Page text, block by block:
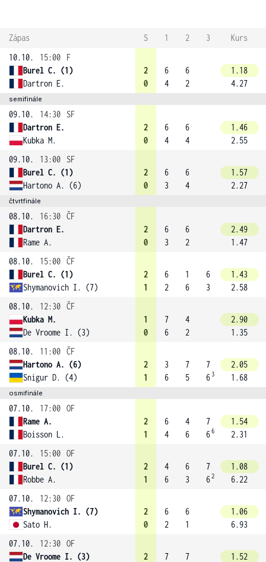
Zápas S 1 2 3
Kurs
10.10.
15:00
F
Burel C. (1)
Dartron E.
2
0
6
4
6
2
1.18
4.27
semifinále
09.10. 14:30
SF
Dartron E.
Kubka M.
2
0
6
4
6
4
1.46
2.55
09.10.
13:00
SF
Burel C. (1)
Hartono A. (6)
2
0
6
3
6
4
1.57
2.27
čtvrtfinále
08.10. 16:30 ČF
Dartron E.
Rame A.
2
0
6
3
6
2
2.49
1.47
08.10.
15:00 ČF
Burel C. (1)
Shymanovich I. (7)
2
1
6
2
1
6
6
3
1.43
2.58
08.10.
12:30 ČF
Kubka M.
De Vroome I. (3)
1
0
7
6
4
2
2.90
1.35
08.10.
11:00 ČF
Hartono A. (6)
Snigur D. (4)
2
1
3
6
7
5
7
6 3
2.05
1.68
osmifinále
07.10. 17:00 OF
Rame A.
Boisson L.
2
1
6
4
4
6
7
66
1.54
2.31
07.10.
15:00 OF
Burel C. (1)
Robbe A.
2
1
4
6
6
3
7
62
1.08
6.22
07.10.
12:30 OF
Shymanovich I. (7)
Sato H.
2
0
6
2
6
1
1.06
6.93
07.10.
12:30 OF
De Vroome I. (3)
2
7
7
1.52